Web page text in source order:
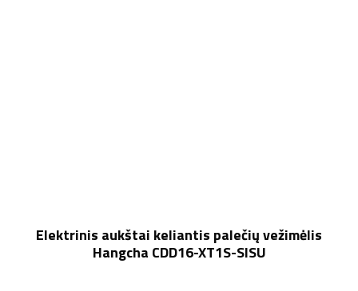
Elektrinis aukštai keliantis palečių vežimėlis
Hangcha CDD16-XT1S-SISU